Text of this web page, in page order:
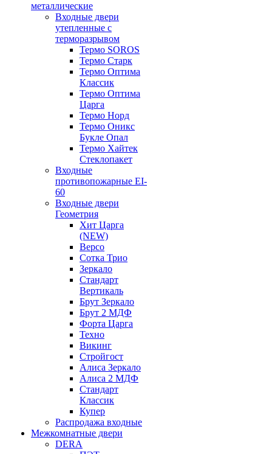
металлические
Входные двери
утепленные с
терморазрывом
Термо SOROS
Термо Старк
Термо Оптима
Классик
Термо Оптима
Царга
Термо Норд
Термо Оникс
Букле Опал
Термо Хайтек
Стеклопакет
Входные
противопожарные EI-
60
Входные двери
Геометрия
Хит Царга
(NEW)
Версо
Сотка Трио
Зеркало
Стандарт
Вертикаль
Брут Зеркало
Брут 2 МДФ
Форта Царга
Техно
Викинг
Стройгост
Алиса Зеркало
Алиса 2 МДФ
Стандарт
Классик
Купер
Распродажа входные
Межкомнатные двери
DERA